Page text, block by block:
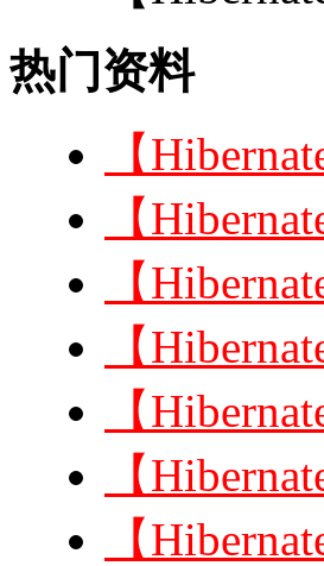
热门资料
【
【
【
【
【
【
【